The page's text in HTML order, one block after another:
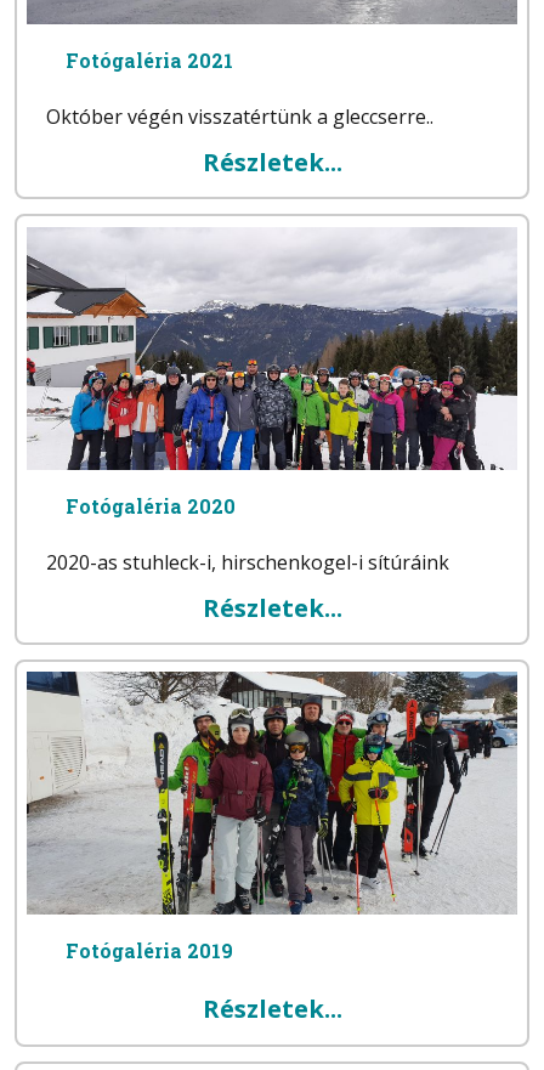
Fotógaléria 2021
Október végén visszatértünk a gleccserre..
Részletek...
Fotógaléria 2020
2020-as stuhleck-i, hirschenkogel-i sítúráink
Részletek...
Fotógaléria 2019
Részletek...